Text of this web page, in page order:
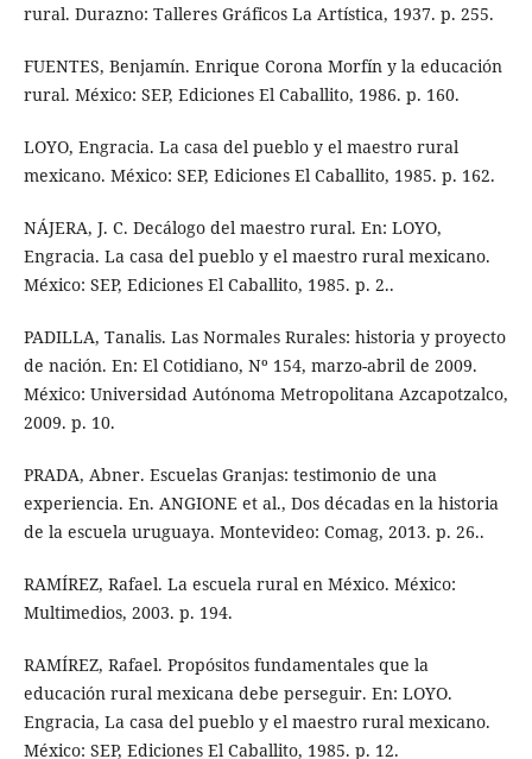
rural. Durazno: Talleres Gráficos La Artística, 1937. p. 255.
FUENTES, Benjamín. Enrique Corona Morfín y la educación
rural. México: SEP, Ediciones El Caballito, 1986. p. 160.
LOYO, Engracia. La casa del pueblo y el maestro rural
mexicano. México: SEP, Ediciones El Caballito, 1985. p. 162.
NÁJERA, J. C. Decálogo del maestro rural. En: LOYO,
Engracia. La casa del pueblo y el maestro rural mexicano.
México: SEP, Ediciones El Caballito, 1985. p. 2..
PADILLA, Tanalis. Las Normales Rurales: historia y proyecto
de nación. En: El Cotidiano, Nº 154, marzo-abril de 2009.
México: Universidad Autónoma Metropolitana Azcapotzalco,
2009. p. 10.
PRADA, Abner. Escuelas Granjas: testimonio de una
experiencia. En. ANGIONE et al., Dos décadas en la historia
de la escuela uruguaya. Montevideo: Comag, 2013. p. 26..
RAMÍREZ, Rafael. La escuela rural en México. México:
Multimedios, 2003. p. 194.
RAMÍREZ, Rafael. Propósitos fundamentales que la
educación rural mexicana debe perseguir. En: LOYO.
Engracia, La casa del pueblo y el maestro rural mexicano.
México: SEP, Ediciones El Caballito, 1985. p. 12.